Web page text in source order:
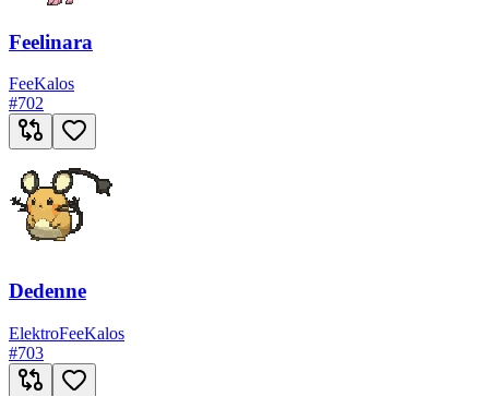
Feelinara
FeeKalos
#702
Dedenne
ElektroFeeKalos
#703